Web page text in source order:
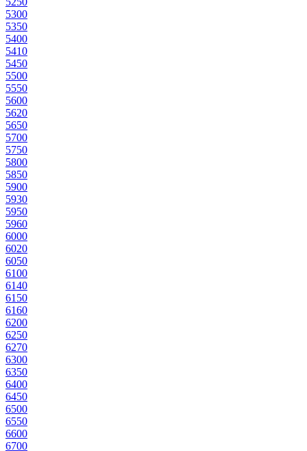
5300
5350
5400
5410
5450
5500
5550
5600
5620
5650
5700
5750
5800
5850
5900
5930
5950
5960
6000
6020
6050
6100
6140
6150
6160
6200
6250
6270
6300
6350
6400
6450
6500
6550
6600
6700